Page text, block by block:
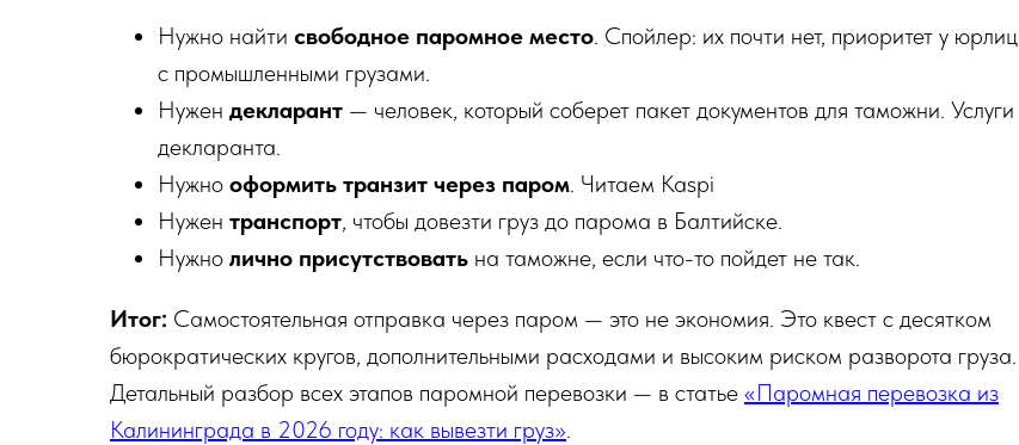
Нужно найти свободное паромное место. Спойлер: их почти нет, приоритет у юрлиц
с промышленными грузами.
Нужен декларант — человек, который соберет пакет документов для таможни. Услуги
декларанта.
Нужно оформить транзит через паром. Читаем Kaspi
Нужен транспорт, чтобы довезти груз до парома в Балтийске.
Нужно лично присутствовать на таможне, если что-то пойдет не так.
Итог: Самостоятельная отправка через паром — это не экономия. Это квест с десятком
бюрократических кругов, дополнительными расходами и высоким риском разворота груза.
Детальный разбор всех этапов паромной перевозки — в статье «Паромная перевозка из
Калининграда в 2026 году: как вывезти груз».